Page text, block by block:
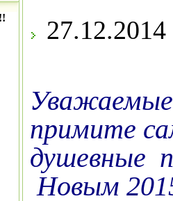
27.12.2014
примите
душевные
Новым